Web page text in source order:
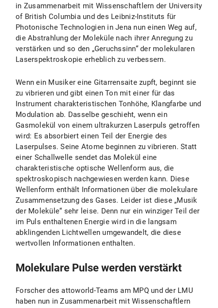
in Zusammenarbeit mit Wissenschaftlern der University
of British Columbia und des Leibniz-Instituts für
Photonische Technologien in Jena nun einen Weg auf,
die Abstrahlung der Moleküle nach ihrer Anregung zu
verstärken und so den „Geruchssinn“ der molekularen
Laserspektroskopie erheblich zu verbessern.
Wenn ein Musiker eine Gitarrensaite zupft, beginnt sie
zu vibrieren und gibt einen Ton mit einer für das
Instrument charakteristischen Tonhöhe, Klangfarbe und
Modulation ab. Dasselbe geschieht, wenn ein
Gasmolekül von einem ultrakurzen Laserpuls getroffen
wird: Es absorbiert einen Teil der Energie des
Laserpulses. Seine Atome beginnen zu vibrieren. Statt
einer Schallwelle sendet das Molekül eine
charakteristische optische Wellenform aus, die
spektroskopisch nachgewiesen werden kann. Diese
Wellenform enthält Informationen über die molekulare
Zusammensetzung des Gases. Leider ist diese „Musik
der Moleküle“ sehr leise. Denn nur ein winziger Teil der
im Puls enthaltenen Energie wird in die langsam
abklingenden Lichtwellen umgewandelt, die diese
wertvollen Informationen enthalten.
Molekulare Pulse werden verstärkt
Forscher des attoworld-Teams am MPQ und der LMU
haben nun in Zusammenarbeit mit Wissenschaftlern